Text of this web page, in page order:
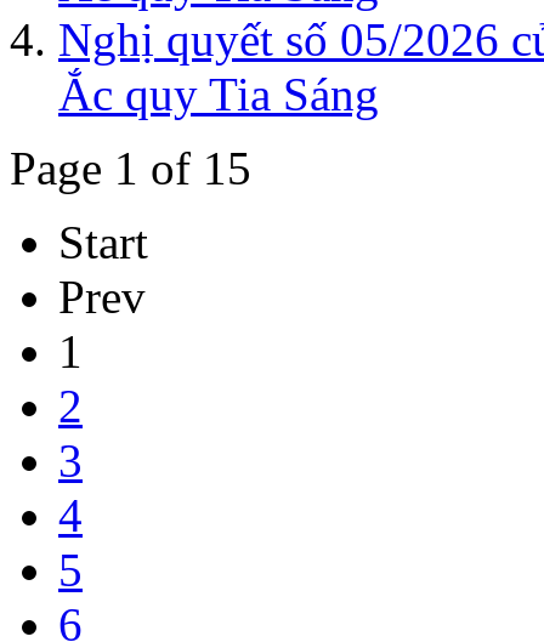
Nghị quyết số 05/2026
Ắc quy Tia Sáng
Page 1 of 15
Start
Prev
1
2
3
4
5
6